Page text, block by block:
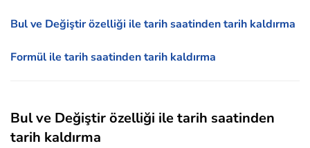
Bul ve Değiştir özelliği ile tarih saatinden tarih kaldırma
Formül ile tarih saatinden tarih kaldırma
Bul ve Değiştir özelliği ile tarih saatinden
tarih kaldırma